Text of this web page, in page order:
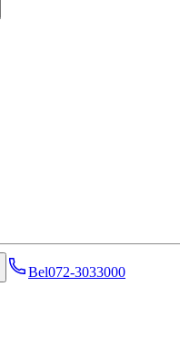
Bel072-3033000